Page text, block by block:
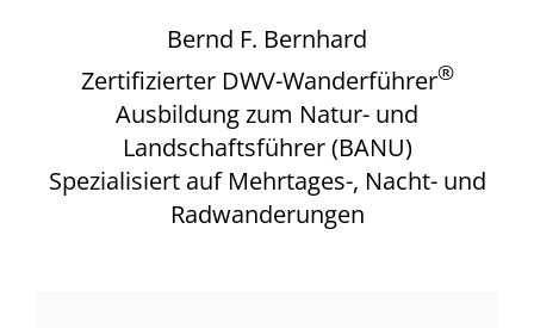
Bernd F. Bernhard
Zertifizierter DWV-Wanderführer®
Ausbildung zum Natur- und
Landschaftsführer (BANU)
Spezialisiert auf Mehrtages-, Nacht- und
Radwanderungen